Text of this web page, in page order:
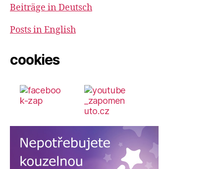
Beiträge in Deutsch
Posts in English
cookies